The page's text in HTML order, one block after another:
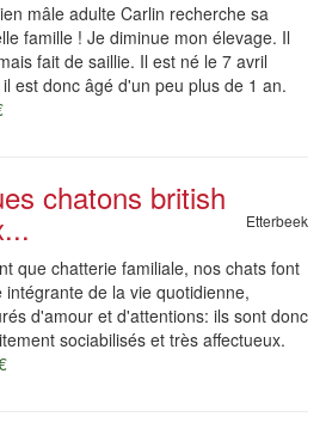
mâle adulte Carlin recherche sa
famille ! Je diminue mon élevage. Il
fait de saillie. Il est né le 7 avril
est donc âgé d'un peu plus de 1 an.
chatons british
Etterbeek
que chatterie familiale, nos chats font
intégrante de la vie quotidienne,
d'amour et d'attentions: ils sont donc
sociabilisés et très affectueux.